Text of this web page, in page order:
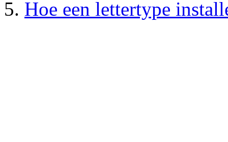
Hoe een lettertype